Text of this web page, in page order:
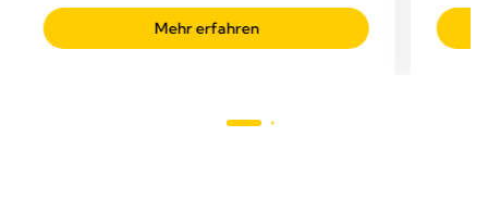
5
Sternen.
Mehr erfahren
von
5